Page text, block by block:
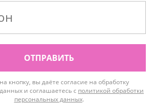
ОТПРАВИТЬ
кнопку, вы даёте согласие на обработку
и соглашаетесь с политикой обработки
персональных данных.